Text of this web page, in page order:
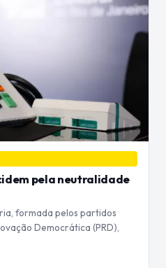
pela neutralidade
formada pelos partidos
Democrática (PRD),